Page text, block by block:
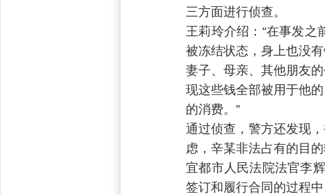
三方面进行侦查。
王莉玲介绍：“在事发
被冻结状态，身上也没
妻子、母亲、其他朋友
现这些钱全部被用于他
的消费。”
通过侦查，警方还发现
虑，辛某非法占有的目
宜都市人民法院法官李
签订和履行合同的过程